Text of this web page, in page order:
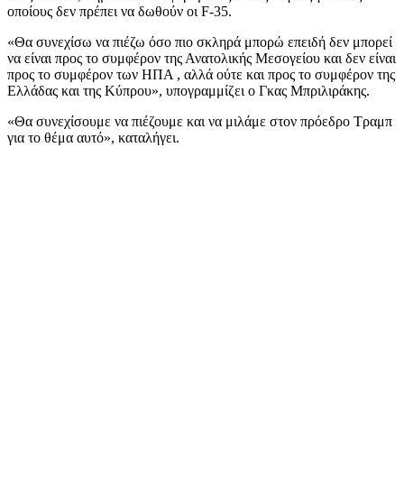
οποίους δεν πρέπει να δωθούν οι F-35.
«Θα συνεχίσω να πιέζω όσο πιο σκληρά μπορώ επειδή δεν μπορεί
να είναι προς το συμφέρον της Ανατολικής Μεσογείου και δεν είναι
προς το συμφέρον των ΗΠΑ , αλλά ούτε και προς το συμφέρον της
Ελλάδας και της Κύπρου», υπογραμμίζει ο Γκας Μπριλιράκης.
«Θα συνεχίσουμε να πιέζουμε και να μιλάμε στον πρόεδρο Τραμπ
για το θέμα αυτό», καταλήγει.